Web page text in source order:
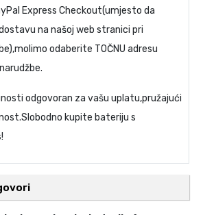
Express Checkout(umjesto da
na našoj web stranici pri
odaberite TOČNU adresu
odgovoran za vašu uplatu,pružajući
kupite bateriju s